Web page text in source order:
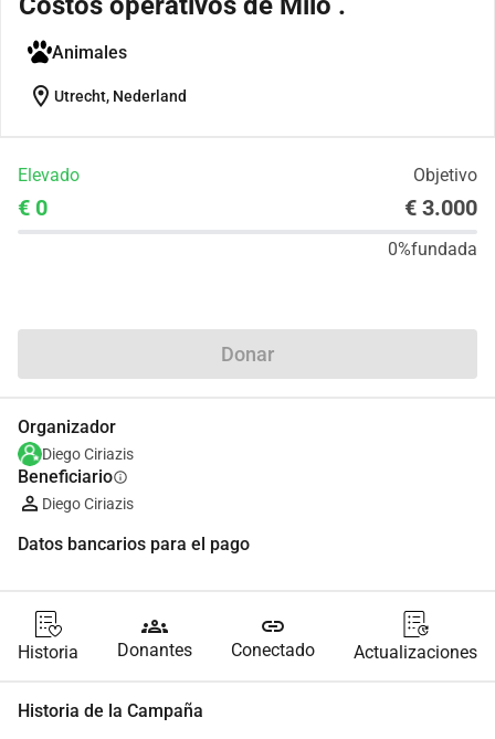
Animales
location_on Utrecht, Nederland
Elevado Objetivo
€ 0 € 3.000
0%fundada
Donar
Organizador
Diego Ciriazis
Beneficiarioinfo
Diego Ciriazis
Datos bancarios para el pago
Historia
groups
Donantes
link
Conectado Actualizaciones
Historia de la Campaña